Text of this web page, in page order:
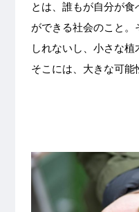
とは、誰もが自分が食
ができる社会のこと。
しれないし、小さな
そこには、大きな可能